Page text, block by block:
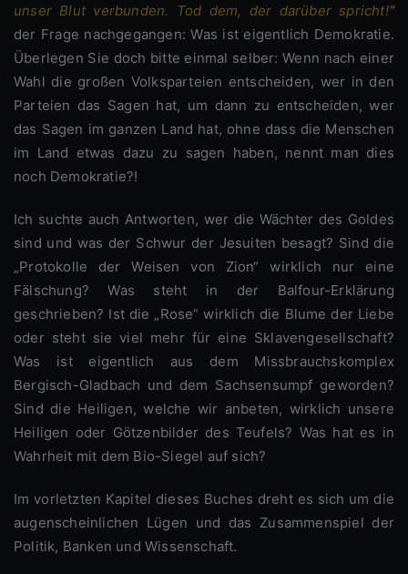
unser Blut verbunden. Tod dem, der darüber spricht!“
der Frage nachgegangen: Was ist eigentlich Demokratie.
Überlegen Sie doch bitte einmal selber: Wenn nach einer
Wahl die großen Volksparteien entscheiden, wer in den
Parteien das Sagen hat, um dann zu entscheiden, wer
das Sagen im ganzen Land hat, ohne dass die Menschen
im Land etwas dazu zu sagen haben, nennt man dies
noch Demokratie?!
Ich suchte auch Antworten, wer die Wächter des Goldes
sind und was der Schwur der Jesuiten besagt? Sind die
„Protokolle der Weisen von Zion“ wirklich nur eine
Fälschung? Was steht in der Balfour-Erklärung
geschrieben? Ist die „Rose“ wirklich die Blume der Liebe
oder steht sie viel mehr für eine Sklavengesellschaft?
Was ist eigentlich aus dem Missbrauchskomplex
Bergisch-Gladbach und dem Sachsensumpf geworden?
Sind die Heiligen, welche wir anbeten, wirklich unsere
Heiligen oder Götzenbilder des Teufels? Was hat es in
Wahrheit mit dem Bio-Siegel auf sich?
Im vorletzten Kapitel dieses Buches dreht es sich um die
augenscheinlichen Lügen und das Zusammenspiel der
Politik, Banken und Wissenschaft.